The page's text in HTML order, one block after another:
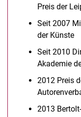
Preis der
Seit 2007
der Künste
Seit 2010
Akademie
2012 Preis
2013